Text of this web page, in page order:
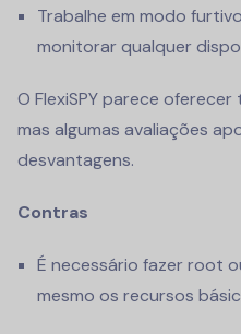
Trabalhe em modo
monitorar qualquer
O FlexiSPY parece
mas algumas avaliações
desvantagens.
Contras
É necessário fazer root
mesmo os recursos